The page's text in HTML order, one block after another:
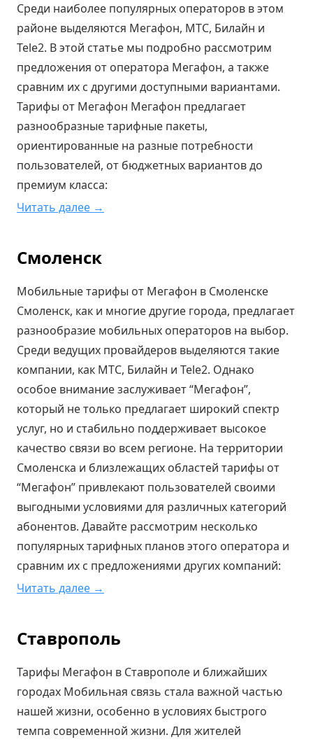
Среди наиболее популярных операторов в этом
районе выделяются Мегафон, МТС, Билайн и
Tele2. В этой статье мы подробно рассмотрим
предложения от оператора Мегафон, а также
сравним их с другими доступными вариантами.
Тарифы от Мегафон Мегафон предлагает
разнообразные тарифные пакеты,
ориентированные на разные потребности
пользователей, от бюджетных вариантов до
премиум класса:
Читать далее →
Смоленск
Мобильные тарифы от Мегафон в Смоленске
Смоленск, как и многие другие города, предлагает
разнообразие мобильных операторов на выбор.
Среди ведущих провайдеров выделяются такие
компании, как МТС, Билайн и Tele2. Однако
особое внимание заслуживает “Мегафон”,
который не только предлагает широкий спектр
услуг, но и стабильно поддерживает высокое
качество связи во всем регионе. На территории
Смоленска и близлежащих областей тарифы от
“Мегафон” привлекают пользователей своими
выгодными условиями для различных категорий
абонентов. Давайте рассмотрим несколько
популярных тарифных планов этого оператора и
сравним их с предложениями других компаний:
Читать далее →
Ставрополь
Тарифы Мегафон в Ставрополе и ближайших
городах Мобильная связь стала важной частью
нашей жизни, особенно в условиях быстрого
темпа современной жизни. Для жителей